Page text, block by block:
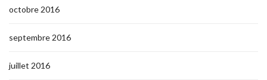
octobre 2016
septembre 2016
juillet 2016